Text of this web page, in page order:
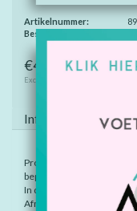
Artikelnummer:
Beschikbaarheid:
€47,00
Excl. btw
Informatie
Probeer de balletjes op
beproeven!
In diverse designs, assorti
Afmeting ca: 4,2 cm.